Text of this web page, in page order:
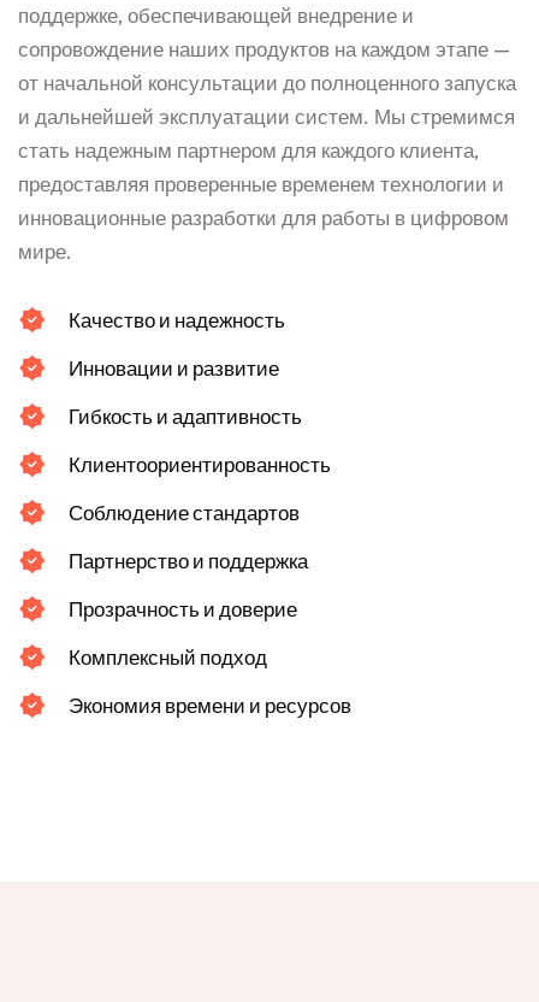
поддержке, обеспечивающей внедрение и
сопровождение наших продуктов на каждом этапе —
от начальной консультации до полноценного запуска
и дальнейшей эксплуатации систем. Мы стремимся
стать надежным партнером для каждого клиента,
предоставляя проверенные временем технологии и
инновационные разработки для работы в цифровом
мире.
Качество и надежность
Инновации и развитие
Гибкость и адаптивность
Клиентоориентированность
Соблюдение стандартов
Партнерство и поддержка
Прозрачность и доверие
Комплексный подход
Экономия времени и ресурсов